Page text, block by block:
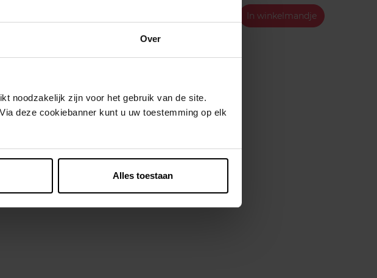
Over
noodzakelijk zijn voor het gebruik van de site.
deze cookiebanner kunt u uw toestemming op elk
Alles toestaan
In winkelmandje